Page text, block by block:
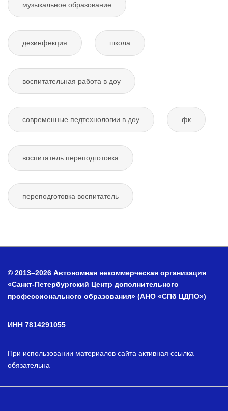
музыкальное образование
дезинфекция школа
воспитательная работа в доу
современные педтехнологии в доу фк
воспитатель переподготовка
переподготовка воспитатель
© 2013–2026 Автономная некоммерческая организация
«Санкт-Петербургский Центр дополнительного
профессионального образования» (АНО «СПб ЦДПО»)
ИНН 7814291055
При использовании материалов сайта активная ссылка
обязательна